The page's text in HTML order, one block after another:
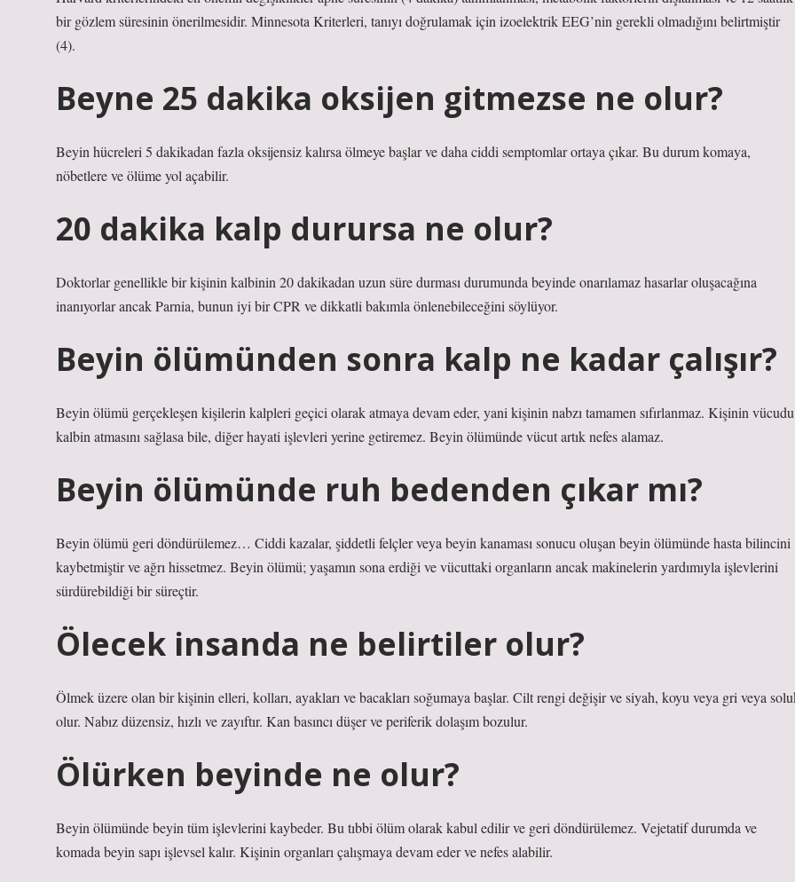
bir gözlem süresinin önerilmesidir. Minnesota Kriterleri, tanıyı doğrulamak için izoelektrik EEG’nin gerekli olmadığını belirtmiştir
(4).
Beyne 25 dakika oksijen gitmezse ne olur?
Beyin hücreleri 5 dakikadan fazla oksijensiz kalırsa ölmeye başlar ve daha ciddi semptomlar ortaya çıkar. Bu durum komaya,
nöbetlere ve ölüme yol açabilir.
20 dakika kalp durursa ne olur?
Doktorlar genellikle bir kişinin kalbinin 20 dakikadan uzun süre durması durumunda beyinde onarılamaz hasarlar oluşacağına
inanıyorlar ancak Parnia, bunun iyi bir CPR ve dikkatli bakımla önlenebileceğini söylüyor.
Beyin ölümünden sonra kalp ne kadar çalışır?
Beyin ölümü gerçekleşen kişilerin kalpleri geçici olarak atmaya devam eder, yani kişinin nabzı tamamen sıfırlanmaz. Kişinin vücudu
kalbin atmasını sağlasa bile, diğer hayati işlevleri yerine getiremez. Beyin ölümünde vücut artık nefes alamaz.
Beyin ölümünde ruh bedenden çıkar mı?
Beyin ölümü geri döndürülemez… Ciddi kazalar, şiddetli felçler veya beyin kanaması sonucu oluşan beyin ölümünde hasta bilincini
kaybetmiştir ve ağrı hissetmez. Beyin ölümü; yaşamın sona erdiği ve vücuttaki organların ancak makinelerin yardımıyla işlevlerini
sürdürebildiği bir süreçtir.
Ölecek insanda ne belirtiler olur?
Ölmek üzere olan bir kişinin elleri, kolları, ayakları ve bacakları soğumaya başlar. Cilt rengi değişir ve siyah, koyu veya gri veya
olur. Nabız düzensiz, hızlı ve zayıftır. Kan basıncı düşer ve periferik dolaşım bozulur.
Ölürken beyinde ne olur?
Beyin ölümünde beyin tüm işlevlerini kaybeder. Bu tıbbi ölüm olarak kabul edilir ve geri döndürülemez. Vejetatif durumda ve
komada beyin sapı işlevsel kalır. Kişinin organları çalışmaya devam eder ve nefes alabilir.